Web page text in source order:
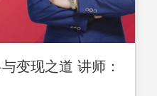
变现之道 讲师：